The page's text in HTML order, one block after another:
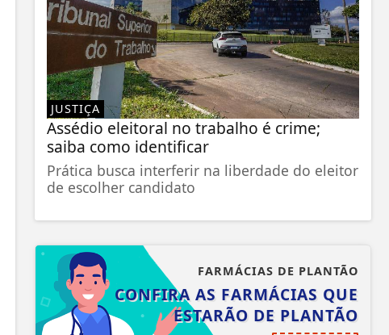
JUSTIÇA
Assédio eleitoral no trabalho é crime;
saiba como identificar
Prática busca interferir na liberdade do eleitor
de escolher candidato
FARMÁCIAS DE PLANTÃO
CONFIRA AS FARMÁCIAS QUE
ESTARÃO DE PLANTÃO